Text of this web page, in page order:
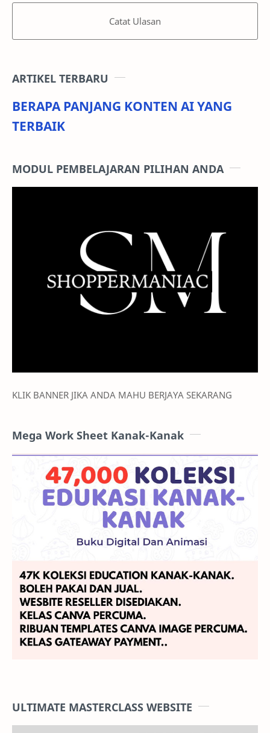
Catat Ulasan
ARTIKEL TERBARU
BERAPA PANJANG KONTEN AI YANG
TERBAIK
MODUL PEMBELAJARAN PILIHAN ANDA
KLIK BANNER JIKA ANDA MAHU BERJAYA SEKARANG
Mega Work Sheet Kanak-Kanak
ULTIMATE MASTERCLASS WEBSITE